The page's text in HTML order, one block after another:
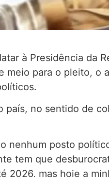
à Presidência da
para o pleito, o
país, no sentido de
nenhum posto
tem que
2026, mas hoje a